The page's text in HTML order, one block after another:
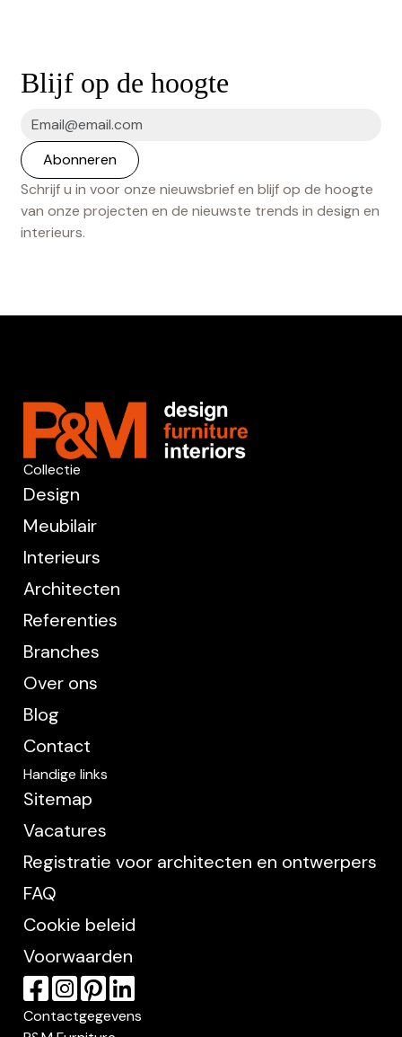
Blijf op de hoogte
Schrijf u in voor onze nieuwsbrief en blijf op de hoogte
van onze projecten en de nieuwste trends in design en
interieurs.
Collectie
Design
Meubilair
Interieurs
Architecten
Referenties
Branches
Over ons
Blog
Contact
Handige links
Sitemap
Vacatures
Registratie voor architecten en ontwerpers
FAQ
Cookie beleid
Voorwaarden
Contactgegevens